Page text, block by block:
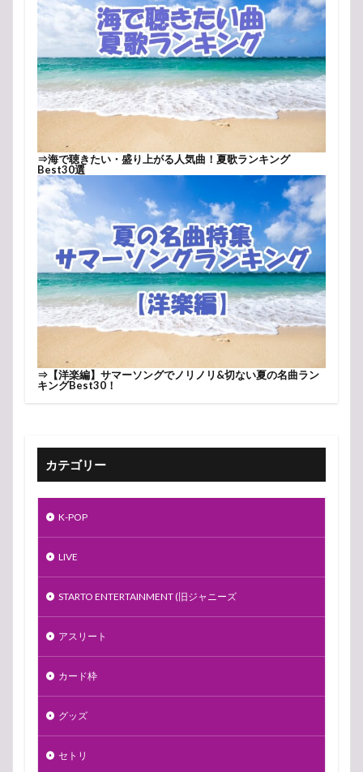
⇒海で聴きたい・盛り上がる人気曲！夏歌ランキング
Best30選
⇒ 【洋楽編】サマーソングでノリノリ&切ない夏の名曲ラン
キングBest30！
カテゴリー
K-POP
LIVE
STARTO ENTERTAINMENT (旧ジャニーズ
アスリート
カード枠
グッズ
セトリ